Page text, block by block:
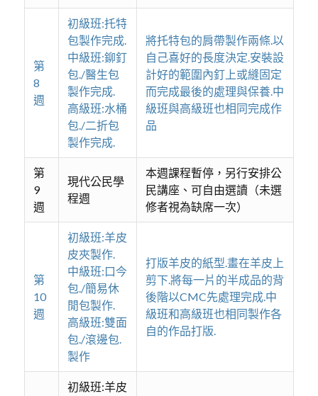
第
8
週
初級班:托特
包製作完成.
中級班:鉚釘
包./醫生包
製作完成.
高級班:水桶
包./二折包
製作完成.
將托特包的肩帶製作兩條.以
自己喜好的長度決定.安裝設
計好的範圍內釘上或縫固定
而完成最後的處理與保養.中
級班與高級班也相同完成作
品
第
9
週
現代公民學
程週
本週課程暫停，另行安排公
民講座、可自由選讀（未選
修者視為缺席一次）
第
10
週
初級班:羊皮
皮夾製作.
中級班:口今
包./簡易休
閒包製作.
高級班:雙面
包./滾邊包.
製作
打版羊皮的紙型.畫在羊皮上
剪下.將每一片的半成品的背
後階以CMC先處理完成.中
級班和高級班也相同製作各
自的作品打版.
初級班:羊皮